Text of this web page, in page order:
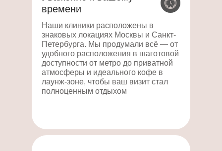
времени
Наши клиники расположены в
знаковых локациях Москвы и Санкт-
Петербурга. Мы продумали всё — от
удобного расположения в шаготовой
доступности от метро до приватной
атмосферы и идеального кофе в
лаунж-зоне, чтобы ваш визит стал
полноценным отдыхом